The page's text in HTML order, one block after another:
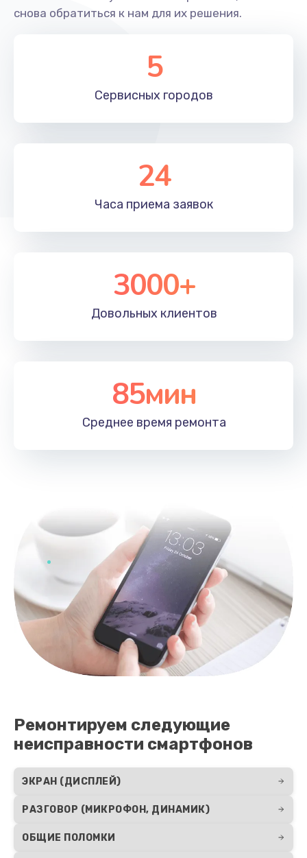
1100 руб.
Заказать
Заказать
снова обратиться к нам для их решения.
5
Сервисных городов
24
Часа приема заявок
3000+
Довольных клиентов
85мин
Среднее время ремонта
Ремонтируем следующие
неисправности смартфонов
ЭКРАН (ДИСПЛЕЙ)
РАЗГОВОР (МИКРОФОН, ДИНАМИК)
ОБЩИЕ ПОЛОМКИ